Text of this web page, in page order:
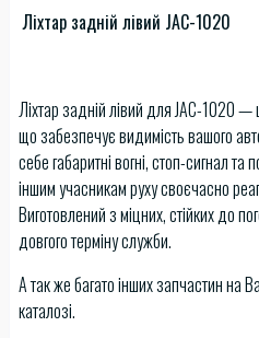
Ліхтар задній лівий JAC-1020
Ліхтар задній лівий для JAC-1020
що забезпечує видимість вашого
себе габаритні вогні, стоп-сигнал
іншим учасникам руху своєчасно
Виготовлений з міцних, стійких до
довгого терміну служби.
А так же багато інших запчастин на
каталозі.